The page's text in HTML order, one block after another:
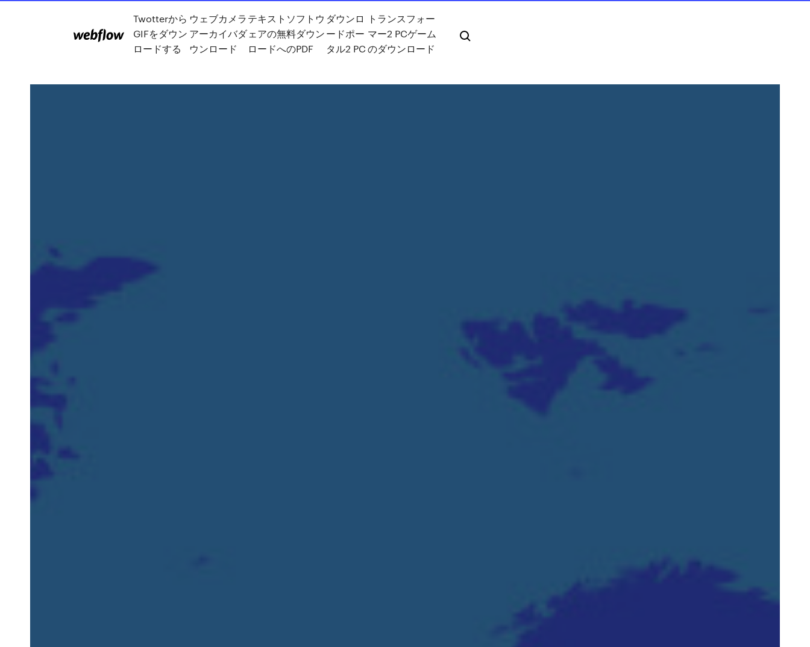
Twotterから
GIFをダウン
ロードする
ウェブカメラ
アーカイバダ
ウンロード
テキストソフトウ
ェアの無料ダウン
ロードへのPDF
ダウンロ
ードポー
タル2 PC
トランスフォー
マー2 PCゲーム
のダウンロード